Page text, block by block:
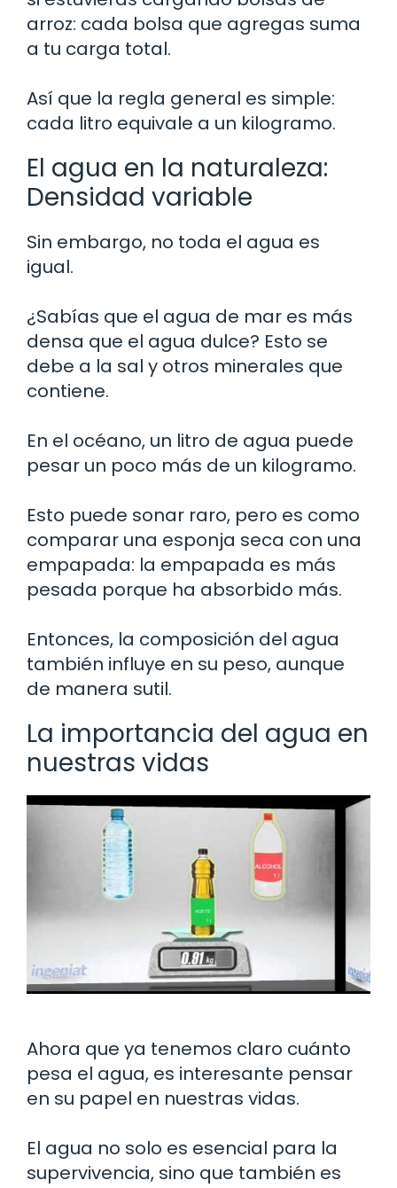
arroz: cada bolsa que agregas suma
a tu carga total.
Así que la regla general es simple:
cada litro equivale a un kilogramo.
El agua en la naturaleza:
Densidad variable
Sin embargo, no toda el agua es
igual.
¿Sabías que el agua de mar es más
densa que el agua dulce? Esto se
debe a la sal y otros minerales que
contiene.
En el océano, un litro de agua puede
pesar un poco más de un kilogramo.
Esto puede sonar raro, pero es como
comparar una esponja seca con una
empapada: la empapada es más
pesada porque ha absorbido más.
Entonces, la composición del agua
también influye en su peso, aunque
de manera sutil.
La importancia del agua en
nuestras vidas
Ahora que ya tenemos claro cuánto
pesa el agua, es interesante pensar
en su papel en nuestras vidas.
El agua no solo es esencial para la
supervivencia, sino que también es